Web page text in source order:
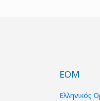
ΕΟΜ
Ελληνικός